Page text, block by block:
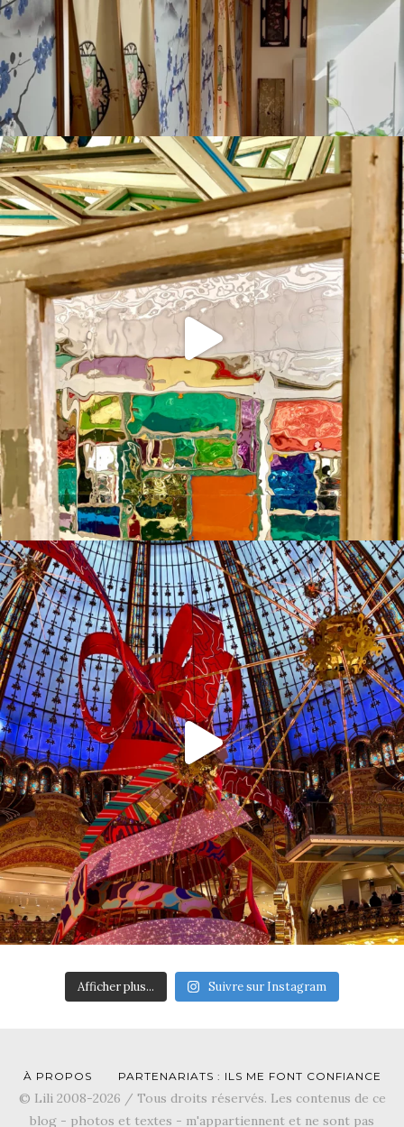
Afficher plus... Suivre sur Instagram
À PROPOS PARTENARIATS : ILS ME FONT CONFIANCE
© Lili 2008-2026 / Tous droits réservés. Les contenus de ce
blog - photos et textes - m'appartiennent et ne sont pas